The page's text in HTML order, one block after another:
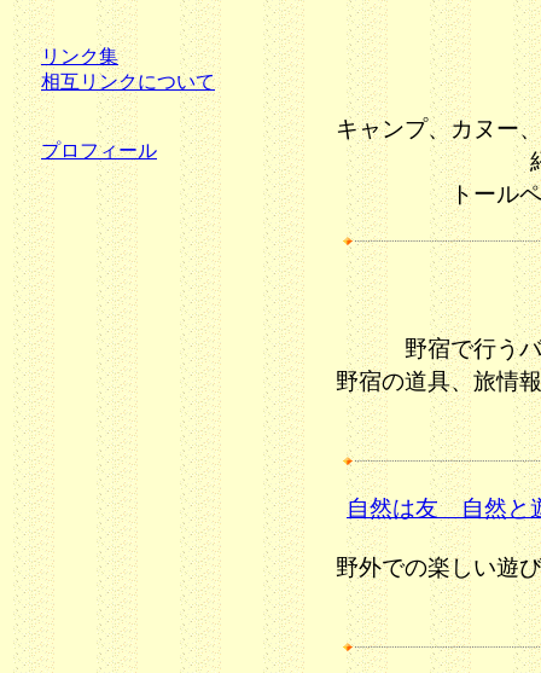
キャンプ、カヌー
トール
野宿で行う
野宿の道具、旅情
自然は友 自然と
野外での楽しい遊
リンク集
相互リンクについて
プロフィール